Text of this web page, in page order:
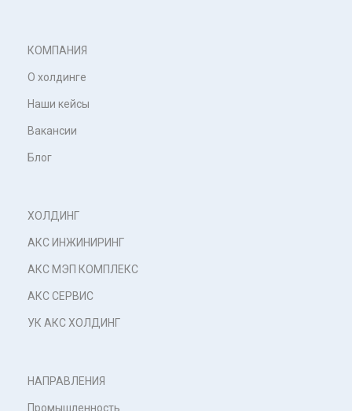
КОМПАНИЯ
О холдинге
Наши кейсы
Вакансии
Блог
ХОЛДИНГ
АКС ИНЖИНИРИНГ
АКС МЭП КОМПЛЕКС
АКС СЕРВИС
УК АКС ХОЛДИНГ
НАПРАВЛЕНИЯ
Промышленность